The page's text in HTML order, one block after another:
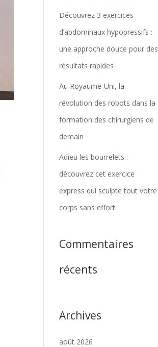
Découvrez 3 exercices
d’abdominaux hypopressifs :
une approche douce pour des
résultats rapides
Au Royaume-Uni, la
révolution des robots dans la
formation des chirurgiens de
demain
Adieu les bourrelets :
découvrez cet exercice
express qui sculpte tout votre
corps sans effort
Commentaires
récents
Archives
août 2026